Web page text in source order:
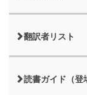
翻訳者リスト
読書ガイド（登